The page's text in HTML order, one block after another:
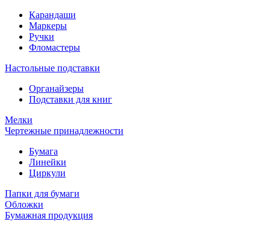
Карандаши
Маркеры
Ручки
Фломастеры
Настольные подставки
Органайзеры
Подставки для книг
Мелки
Чертежные принадлежности
Бумага
Линейки
Циркули
Папки для бумаги
Обложки
Бумажная продукция